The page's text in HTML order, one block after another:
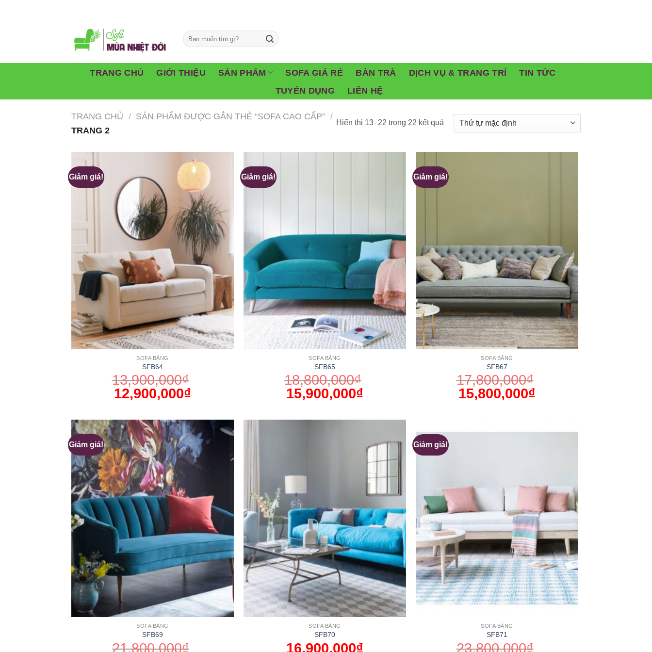
TRANG CHỦ GIỚI THIỆU SẢN PHẨM SOFA GIÁ RẺ BÀN TRÀ DỊCH VỤ & TRANG TRÍ
TIN TỨC
TUYỂN DỤNG
LIÊN HỆ
TRANG CHỦ / SẢN PHẨM ĐƯỢC GẮN THẺ “SOFA CAO CẤP” /
TRANG 2
Hiển thị 13–22 trong 22 kết quả
Giảm giá!
SOFA BĂNG
SFB64
13,900,000₫
12,900,000₫
Giảm giá!
SOFA BĂNG
SFB65
18,800,000₫
15,900,000₫
Giảm giá!
SOFA BĂNG
SFB67
17,800,000₫
15,800,000₫
Giảm giá!
SOFA BĂNG
SFB69
21,800,000₫
SOFA BĂNG
SFB70
16,900,000₫
Giảm giá!
SOFA BĂNG
SFB71
23,800,000₫